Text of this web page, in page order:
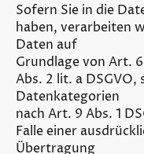
Sofern Sie in die
haben, verarbeiten
Daten auf
Grundlage von Art.
Abs. 2 lit. a
Datenkategorien
nach Art. 9 Abs. 1
Falle einer
Übertragung